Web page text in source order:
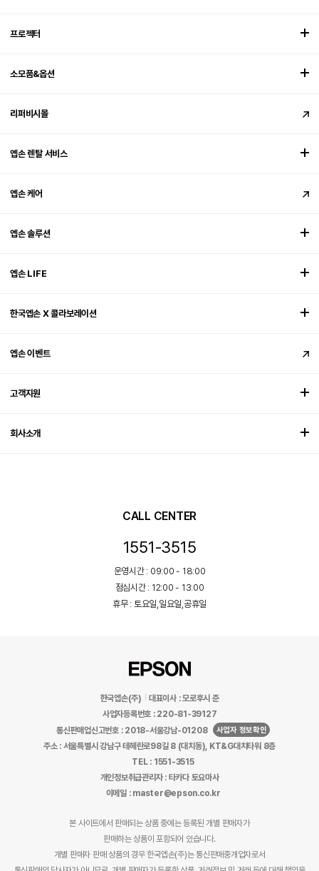
프로젝터
소모품&옵션
리퍼비시몰
엡손 렌탈 서비스
엡손 케어
엡손 솔루션
엡손 LIFE
한국엡손 X 콜라보레이션
엡손 이벤트
고객지원
회사소개
CALL CENTER
1551-3515
운영시간 : 09:00 - 18:00
점심시간 : 12:00 - 13:00
휴무 : 토요일,일요일,공휴일
한국엡손(주)
대표이사 : 모로후시 준
사업자등록번호 : 220-81-39127
통신판매업신고번호 : 2018-서울강남-01208
사업자 정보확인
주소 : 서울특별시 강남구 테헤란로98길 8 (대치동), KT&G대치타워 8층
TEL : 1551-3515
개인정보취급관리자 : 타카다 토요마사
이메일 : master@epson.co.kr
본 사이트에서 판매되는 상품 중에는 등록된 개별 판매자가
판매하는 상품이 포함되어 있습니다.
개별 판매자 판매 상품의 경우 한국엡손(주)는 통신판매중개업자로서